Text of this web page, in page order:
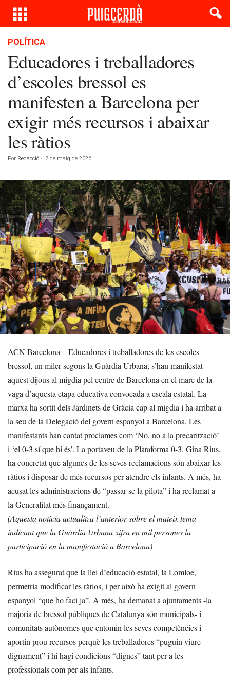
POLÍTICA
Educadores i treballadores
d’escoles bressol es
manifesten a Barcelona per
exigir més recursos i abaixar
les ràtios
Por Redacció - 7 de maig de 2026
ACN Barcelona – Educadores i treballadores de les escoles
bressol, un miler segons la Guàrdia Urbana, s’han manifestat
aquest dijous al migdia pel centre de Barcelona en el marc de la
vaga d’aquesta etapa educativa convocada a escala estatal. La
marxa ha sortit dels Jardinets de Gràcia cap al migdia i ha arribat a
la seu de la Delegació del govern espanyol a Barcelona. Les
manifestants han cantat proclames com ‘No, no a la precarització’
i ‘el 0-3 sí que hi és’. La portaveu de la Plataforma 0-3, Gina Rius,
ha concretat que algunes de les seves reclamacions són abaixar les
ràtios i disposar de més recursos per atendre els infants. A més, ha
acusat les administracions de “passar-se la pilota” i ha reclamat a
la Generalitat més finançament.
(Aquesta notícia actualitza l’anterior sobre el mateix tema
indicant que la Guàrdia Urbana xifra en mil persones la
participació en la manifestació a Barcelona)
Rius ha assegurat que la llei d’educació estatal, la Lomloe,
permetria modificar les ràtios, i per això ha exigit al govern
espanyol “que ho faci ja”. A més, ha demanat a ajuntaments -la
majoria de bressol públiques de Catalunya són municipals- i
comunitats autònomes que entomin les seves competències i
aportin prou recursos perquè les treballadores “puguin viure
dignament” i hi hagi condicions “dignes” tant per a les
professionals com per als infants.